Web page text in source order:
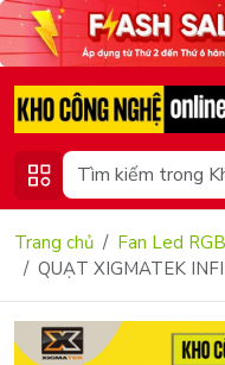
Trang chủ
Fan Led RGB
QUẠT XIGMATEK